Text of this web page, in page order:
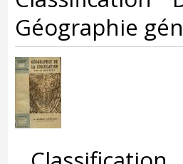
Géographie